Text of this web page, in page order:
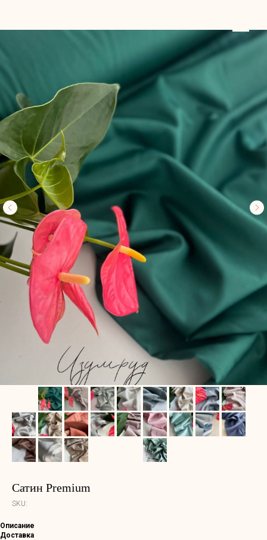
Сатин Premium
SKU:
Описание
Доставка